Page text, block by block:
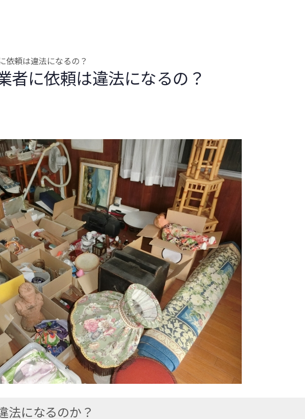
依頼は違法になるの？
者に依頼は違法になるの？
法になるのか？